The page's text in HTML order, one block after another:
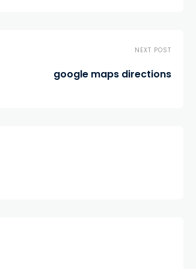
NEXT POST
google maps directions